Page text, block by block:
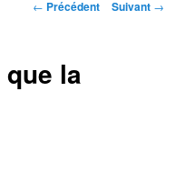
Navigation
← Précédent Suivant →
la